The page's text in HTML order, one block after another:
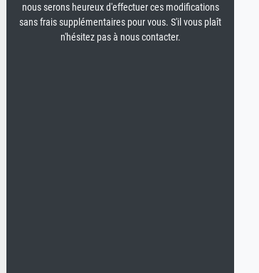
nous serons heureux d'effectuer ces modifications
sans frais supplémentaires pour vous. S'il vous plaît
n'hésitez pas à nous contacter.